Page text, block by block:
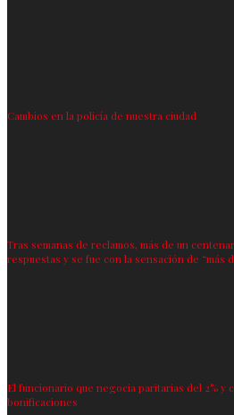
Cambios en la policía de nuestra ciudad
Tras semanas de reclamos, más de un
respuestas y se fue con la sensación de “más
El funcionario que negocia paritarias del 2% y
bonificaciones